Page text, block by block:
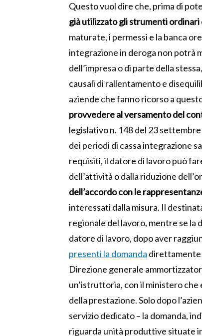
Questo vuol dire che, prima di
già utilizzato gli strumenti
maturate, i permessi e la banca
integrazione in deroga non potrà
dell’impresa o di parte della
causali di rallentamento e
aziende che fanno ricorso a
provvedere al versamento del
legislativo n. 148 del 23
dei periodi di cassa integrazione
requisiti, il datore di lavoro può
dell’attività o dalla riduzione
dell’accordocon le
interessati dalla misura. Il
regionale del lavoro, mentre se
datore di lavoro, dopo aver
presenti la domanda direttamente
Direzione generale
un’istruttoria, con il ministero
della prestazione. Solo dopo
servizio dedicato – la domanda,
riguarda unità produttive situate